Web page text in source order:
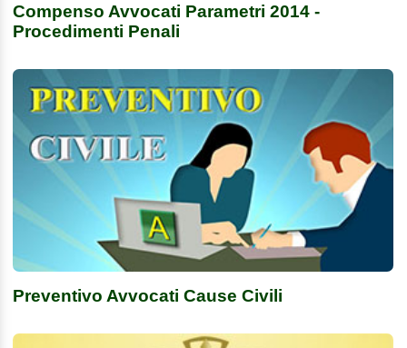
Compenso Avvocati Parametri 2014 -
Procedimenti Penali
Preventivo Avvocati Cause Civili